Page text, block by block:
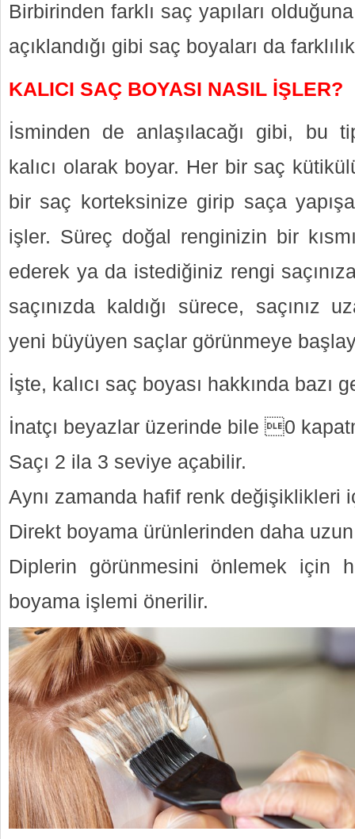
Birbirinden farklı saç yapıları
açıklandığı gibi saç boyaları da
KALICI SAÇ BOYASI NASIL İŞLER?
İsminden de anlaşılacağı gibi, bu
kalıcı olarak boyar. Her bir saç
bir saç korteksinize girip saça
işler. Süreç doğal renginizin bir
ederek ya da istediğiniz rengi
saçınızda kaldığı sürece, saçınız
yeni büyüyen saçlar görünmeye
İşte, kalıcı saç boyası hakkında bazı
İnatçı beyazlar üzerinde bile 0
Saçı 2 ila 3 seviye açabilir.
Aynı zamanda hafif renk değişiklikleri
Direkt boyama ürünlerinden daha
Diplerin görünmesini önlemek
boyama işlemi önerilir.